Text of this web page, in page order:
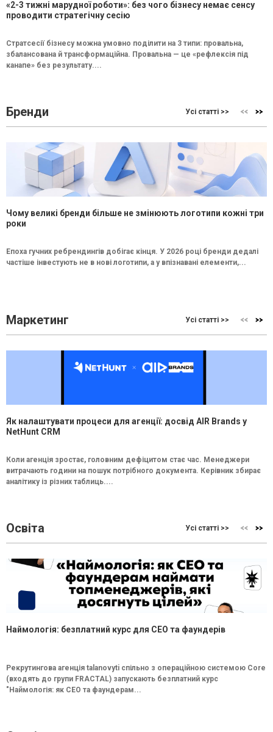
«2-3 тижні марудної роботи»: без чого бізнесу немає сенсу
проводити стратегічну сесію
Стратсесії бізнесу можна умовно поділити на 3 типи: провальна,
збалансована й трансформаційна. Провальна — це «рефлексія під
канапе» без результату....
Бренди Усі статті >>
Чому великі бренди більше не змінюють логотипи кожні три
роки
Епоха гучних ребрендингів добігає кінця. У 2026 році бренди дедалі
частіше інвестують не в нові логотипи, а у впізнавані елементи,...
Маркетинг Усі статті >>
Як налаштувати процеси для агенції: досвід AIR Brands у
NetHunt CRM
Коли агенція зростає, головним дефіцитом стає час. Менеджери
витрачають години на пошук потрібного документа. Керівник збирає
аналітику із різних таблиць....
Освіта Усі статті >>
Наймологія: безплатний курс для CEO та фаундерів
Рекрутингова агенція talanovyti спільно з операційною системою Core
(входять до групи FRACTAL) запускають безплатний курс
"Наймологія: як СEO та фаундерам...